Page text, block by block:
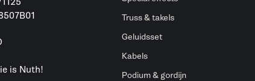
is Nuth!
Truss & takels
Geluidsset
Kabels
Podium & gordijn